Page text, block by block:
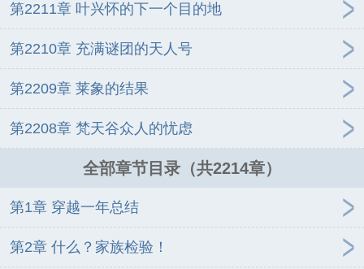
第2211章 叶兴怀的下一个目的地
第2210章 充满谜团的天人号
第2209章 莱象的结果
第2208章 梵天谷众人的忧虑
全部章节目录（共2214章）
第1章 穿越一年总结
第2章 什么？家族检验！